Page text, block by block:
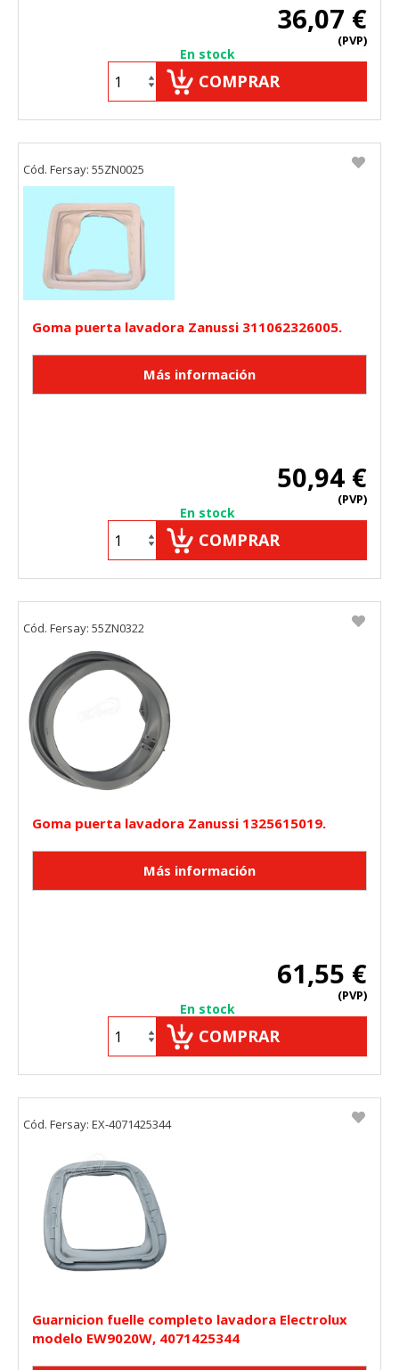
36,07 €
(PVP)
En stock
COMPRAR
Goma puerta lavadora Zanussi 311062326005.
50,94 €
(PVP)
En stock
COMPRAR
Cód. Fersay: 55ZN0025
Goma puerta lavadora Zanussi 1325615019.
61,55 €
(PVP)
En stock
COMPRAR
Cód. Fersay: 55ZN0322
Guarnicion fuelle completo lavadora Electrolux
modelo EW9020W, 4071425344
Cód. Fersay: EX-4071425344